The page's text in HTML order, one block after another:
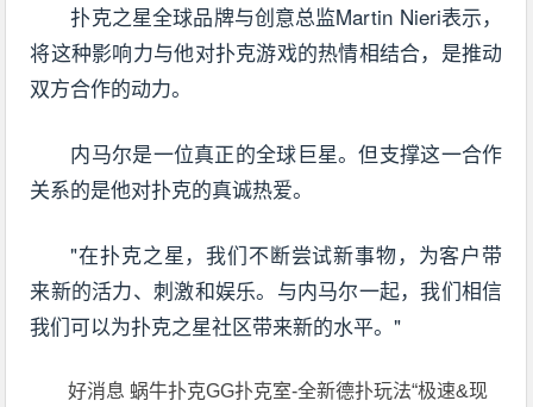
扑克之星全球品牌与创意总监Martin Nieri表示，
将这种影响力与他对扑克游戏的热情相结合，是推动
双方合作的动力。
内马尔是一位真正的全球巨星。但支撑这一合作
关系的是他对扑克的真诚热爱。
"在扑克之星，我们不断尝试新事物，为客户带
来新的活力、刺激和娱乐。与内马尔一起，我们相信
我们可以为扑克之星社区带来新的水平。"
好消息 蜗牛扑克GG扑克室-全新德扑玩法“极速&现